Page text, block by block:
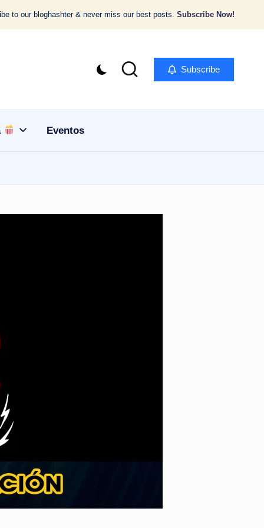
to our bloghashter & never miss our best posts. Subscribe Now!
Subscribe
Eventos